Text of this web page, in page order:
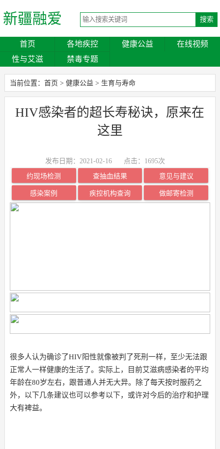
新疆融爱
首页 各地疾控 健康公益
在线视频
性与艾滋
禁毒专题
当前位置： 首页 > 健康公益 > 生育与寿命
HIV感染者的超长寿秘诀，原来在
这里
发布日期：2021-02-16 点击： 1695次
约现场检测 查抽血结果 意见与建议
感染案例 疾控机构查询 做邮寄检测
很多人认为确诊了HIV阳性就像被判了死刑一样，至少无法跟
正常人一样健康的生活了。实际上，目前艾滋病感染者的平均
年龄在80岁左右，跟普通人并无大异。除了每天按时服药之
外，以下几条建议也可以参考以下，或许对今后的治疗和护理
大有裨益。